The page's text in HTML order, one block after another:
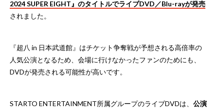
2024 SUPER EIGHT』のタイトルでライブDVD／Blu-rayが発売
されました。
『超八 in 日本武道館』はチケット争奪戦が予想される高倍率の
人気公演となるため、会場に行けなかったファンのためにも、
DVDが発売される可能性が高いです。
STARTO ENTERTAINMENT所属グループのライブDVDは、 公演